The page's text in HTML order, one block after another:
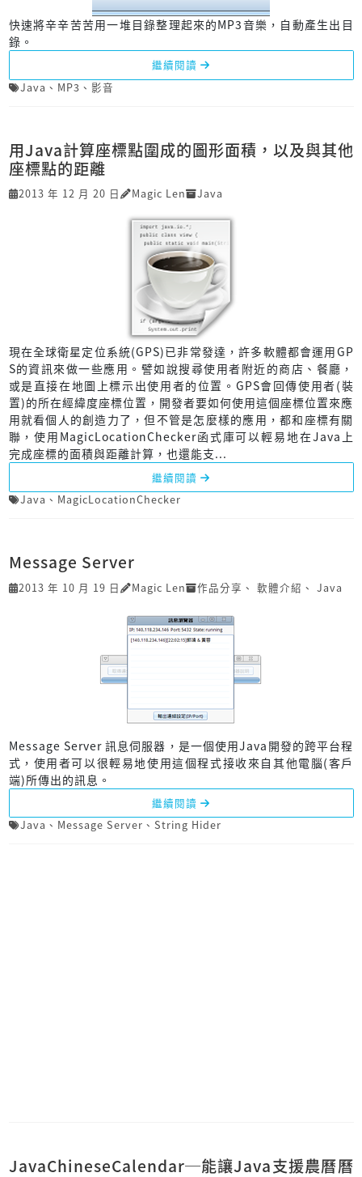
快速將辛辛苦苦用一堆目錄整理起來的MP3音樂，自動產生出目
錄。
繼續閱讀
Java 、 MP3 、 影音
用Java計算座標點圍成的圖形面積，以及與其他
座標點的距離
2013 年 12 月 20 日 Magic Len Java
現在全球衛星定位系統(GPS)已非常發達，許多軟體都會運用GP
S的資訊來做一些應用。譬如說搜尋使用者附近的商店、餐廳，
或是直接在地圖上標示出使用者的位置。GPS會回傳使用者(裝
置)的所在經緯度座標位置，開發者要如何使用這個座標位置來應
用就看個人的創造力了，但不管是怎麼樣的應用，都和座標有關
聯，使用MagicLocationChecker函式庫可以輕易地在Java上
完成座標的面積與距離計算，也還能支...
繼續閱讀
Java 、 MagicLocationChecker
Message Server
2013 年 10 月 19 日 Magic Len 作品分享 、 軟體介紹 、 Java
Message Server 訊息伺服器，是一個使用Java開發的跨平台程
式，使用者可以很輕易地使用這個程式接收來自其他電腦(客戶
端)所傳出的訊息。
繼續閱讀
Java 、 Message Server 、 String Hider
JavaChineseCalendar─能讓Java支援農曆曆